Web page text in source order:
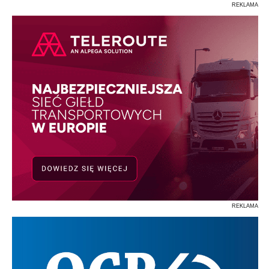
REKLAMA
REKLAMA